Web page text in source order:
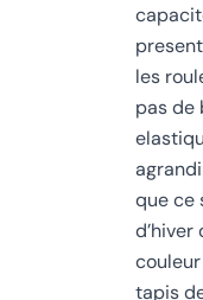
les
pas de
que ce
d’hiver
tapis